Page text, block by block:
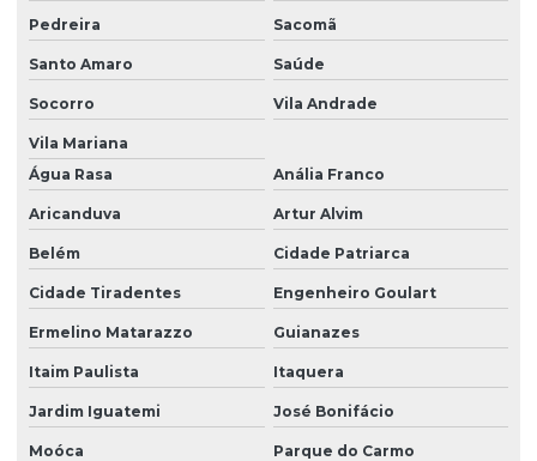
Pedreira Sacomã
Santo Amaro Saúde
Socorro Vila Andrade
Vila Mariana
Água Rasa
Anália Franco
Aricanduva Artur Alvim
Belém Cidade Patriarca
Cidade Tiradentes Engenheiro Goulart
Ermelino Matarazzo Guianazes
Itaim Paulista Itaquera
Jardim Iguatemi José Bonifácio
Moóca Parque do Carmo